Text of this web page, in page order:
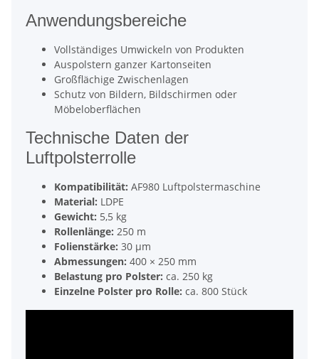
Anwendungsbereiche
Vollständiges Umwickeln von Produkten
Auspolstern ganzer Kartonseiten
Großflächige Zwischenlagen
Schutz von Bildern, Bildschirmen oder
Möbeloberflächen
Technische Daten der
Luftpolsterrolle
Kompatibilität: AF980 Luftpolstermaschine
Material: LDPE
Gewicht: 5,5 kg
Rollenlänge: 250 m
Folienstärke: 30 µm
Abmessungen: 400 × 250 mm
Belastung pro Polster: ca. 250 kg
Einzelne Polster pro Rolle: ca. 800 Stück